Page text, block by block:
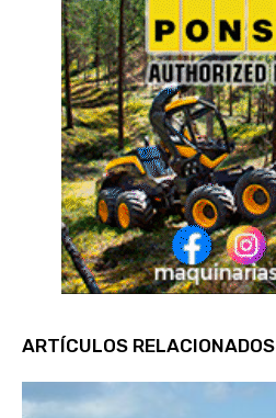
ARTÍCULOS RELACIONADOS